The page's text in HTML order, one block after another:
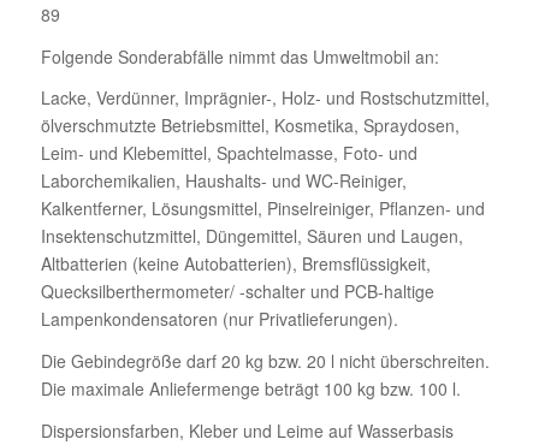
89
Folgende Sonderabfälle nimmt das Umweltmobil an:
Lacke, Verdünner, Imprägnier-, Holz- und Rostschutzmittel,
ölverschmutzte Betriebsmittel, Kosmetika, Spraydosen,
Leim- und Klebemittel, Spachtelmasse, Foto- und
Laborchemikalien, Haushalts- und WC-Reiniger,
Kalkentferner, Lösungsmittel, Pinselreiniger, Pflanzen- und
Insektenschutzmittel, Düngemittel, Säuren und Laugen,
Altbatterien (keine Autobatterien), Bremsflüssigkeit,
Quecksilberthermometer/ -schalter und PCB-haltige
Lampenkondensatoren (nur Privatlieferungen).
Die Gebindegröße darf 20 kg bzw. 20 l nicht überschreiten.
Die maximale Anliefermenge beträgt 100 kg bzw. 100 l.
Dispersionsfarben, Kleber und Leime auf Wasserbasis